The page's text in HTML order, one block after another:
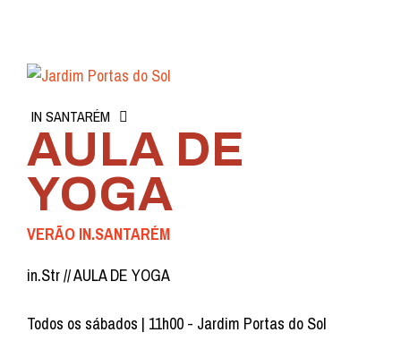
IN SANTARÉM
AULA DE
YOGA
VERÃO IN.SANTARÉM
in.Str // AULA DE YOGA
Todos os sábados | 11h00 - Jardim Portas do Sol